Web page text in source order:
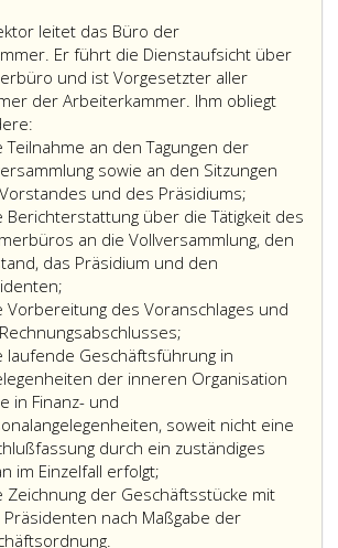
leitet das Büro der
Er führt die Dienstaufsicht über
und ist Vorgesetzter aller
der Arbeiterkammer. Ihm obliegt
Teilnahme an den Tagungen der
sowie an den Sitzungen
und des Präsidiums;
Berichterstattung über die Tätigkeit des
an die Vollversammlung, den
das Präsidium und den
Vorbereitung des Voranschlages und
laufende Geschäftsführung in
der inneren Organisation
in Finanz- und
soweit nicht eine
durch ein zuständiges
im Einzelfall erfolgt;
Zeichnung der Geschäftsstücke mit
Präsidenten nach Maßgabe der